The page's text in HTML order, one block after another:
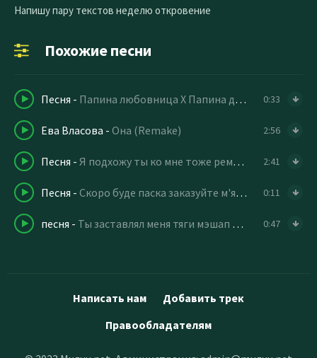
Напишу пару текстов неделю откровение
Похожие песни
Песня - Папина любовница X Папина дочка ремикс 0:33
Ева Власова - Она (Remake) 2:56
Песня - Я подхожу ты ко мне тоже ремикс 2:41
Песня - Скоро буде паска заказуйте м'ясо мэшап ремикс 0:11
песня - Ты заставлял меня тяги мэшап ремикс 0:47
Написать нам
Добавить трек
Правообладателям